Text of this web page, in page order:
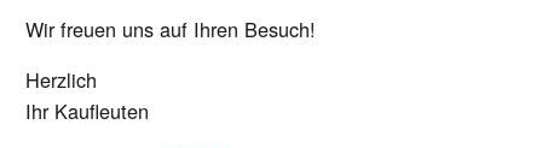
Wir freuen uns auf Ihren Besuch!
Herzlich
Ihr Kaufleuten